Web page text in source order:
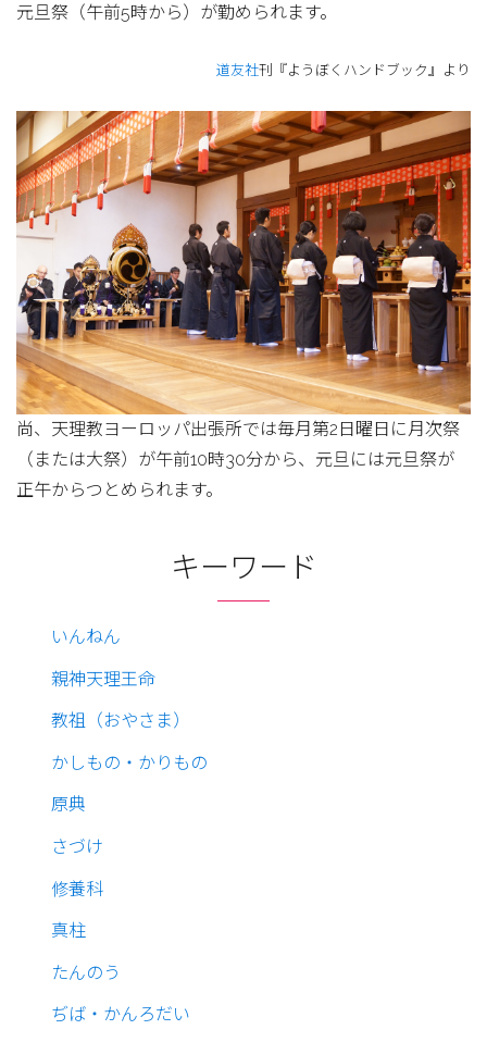
元旦祭（午前5時から）が勤められます。
道友社刊『ようぼくハンドブック』より
尚、天理教ヨーロッパ出張所では毎月第2日曜日に月次祭
（または大祭）が午前10時30分から、元旦には元旦祭が
正午からつとめられます。
キーワード
いんねん
親神天理王命
教祖（おやさま）
かしもの・かりもの
原典
さづけ
修養科
真柱
たんのう
ぢば・かんろだい